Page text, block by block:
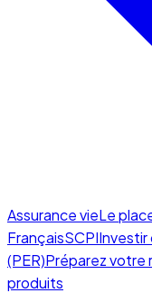
Assurance vieLe
FrançaisSCPIInvestir
(PER)Préparez votre
produits